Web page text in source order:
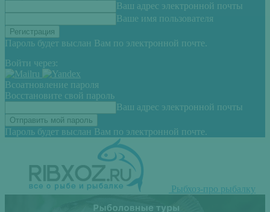
Ваш адрес электронной почты
Ваше имя пользователя
Пароль будет выслан Вам по электронной почте.
Войти через:
Всоатновление пароля
Восстановите свой пароль
Ваш адрес электронной почты
Пароль будет выслан Вам по электронной почте.
Рыбхоз-про рыбалку